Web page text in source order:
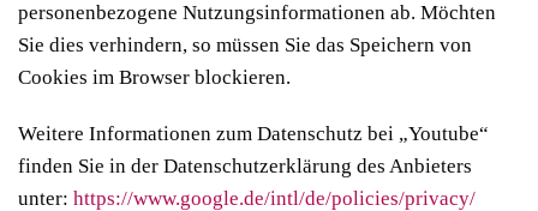
personenbezogene Nutzungsinformationen ab. Möchten
Sie dies verhindern, so müssen Sie das Speichern von
Cookies im Browser blockieren.
Weitere Informationen zum Datenschutz bei „Youtube“
finden Sie in der Datenschutzerklärung des Anbieters
unter: https://www.google.de/intl/de/policies/privacy/